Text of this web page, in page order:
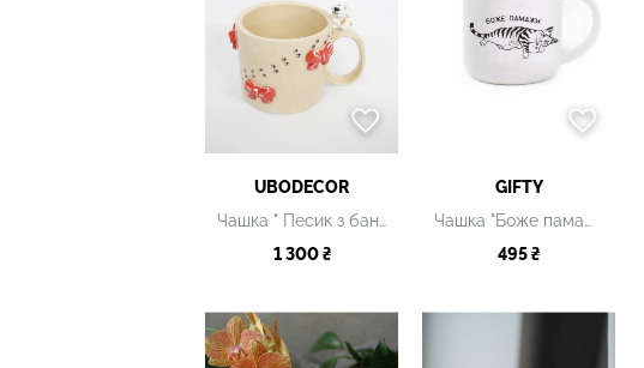
UBODECOR
Чашка " Песик з бантиками"
1 300 ₴
GIFTY
Чашка "Боже памажи", 350 мл
495 ₴